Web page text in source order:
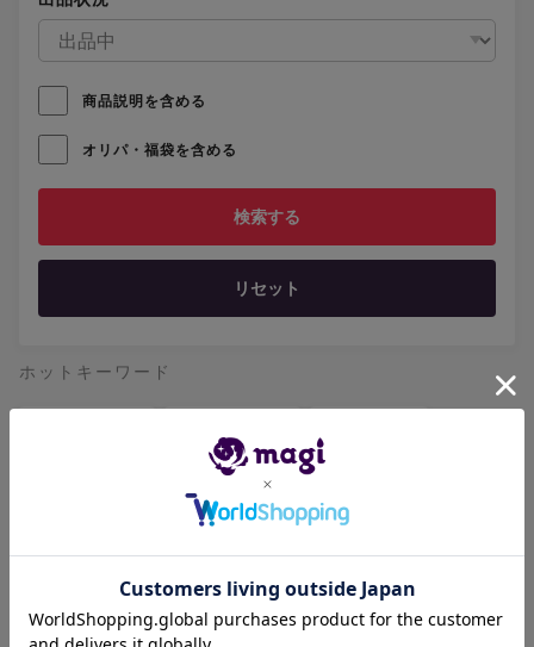
商品説明を含める
オリパ・福袋を含める
リセット
ホットキーワード
ミュウツー
ニンフィア